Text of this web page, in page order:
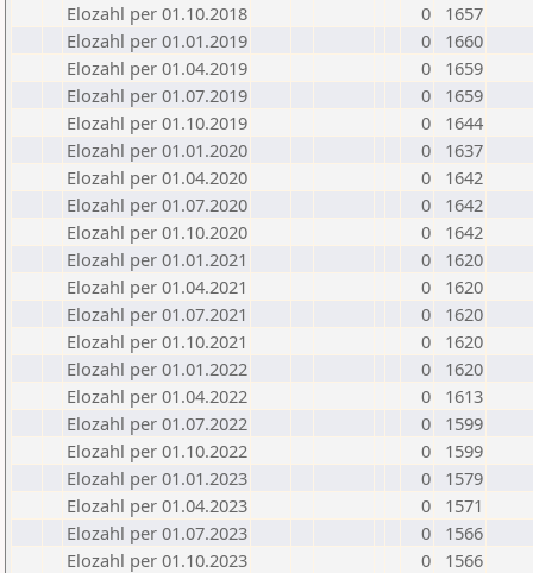
Elozahl per 01.10.2018
0
1657
Elozahl per 01.01.2019
0
1660
Elozahl per 01.04.2019
0
1659
Elozahl per 01.07.2019
0
1659
Elozahl per 01.10.2019
0
1644
Elozahl per 01.01.2020
0
1637
Elozahl per 01.04.2020
0
1642
Elozahl per 01.07.2020
0
1642
Elozahl per 01.10.2020
0
1642
Elozahl per 01.01.2021
0
1620
Elozahl per 01.04.2021
0
1620
Elozahl per 01.07.2021
0
1620
Elozahl per 01.10.2021
0
1620
Elozahl per 01.01.2022
0
1620
Elozahl per 01.04.2022
0
1613
Elozahl per 01.07.2022
0
1599
Elozahl per 01.10.2022
0
1599
Elozahl per 01.01.2023
0
1579
Elozahl per 01.04.2023
0
1571
Elozahl per 01.07.2023
0
1566
Elozahl per 01.10.2023
0
1566